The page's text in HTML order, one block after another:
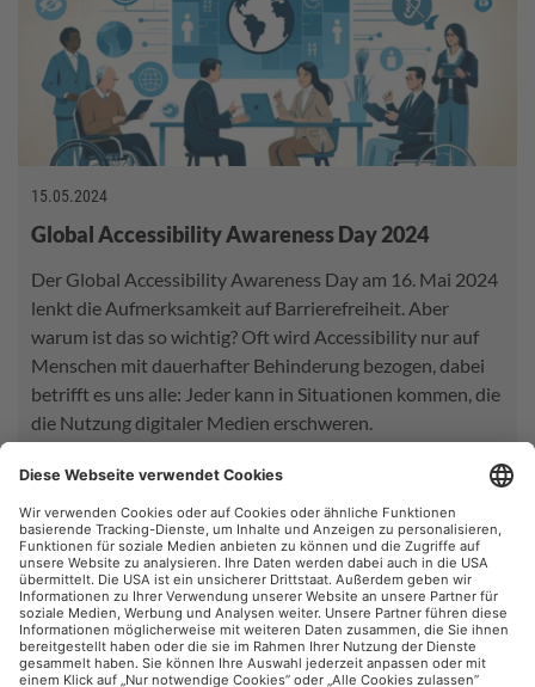
15.05.2024
Global Accessibility Awareness Day 2024
Der Global Accessibility Awareness Day am 16. Mai 2024
lenkt die Aufmerksamkeit auf Barrierefreiheit. Aber
warum ist das so wichtig? Oft wird Accessibility nur auf
Menschen mit dauerhafter Behinderung bezogen, dabei
betrifft es uns alle: Jeder kann in Situationen kommen, die
die Nutzung digitaler Medien erschweren.
PAID SOCIAL